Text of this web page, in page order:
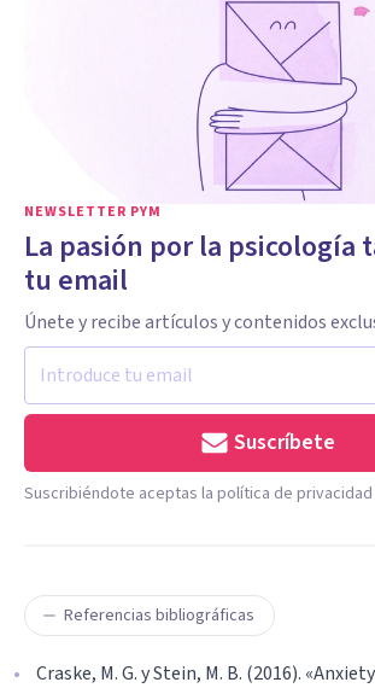
NEWSLETTER PYM
La pasión por la psicología
tu email
Únete y recibe artículos y contenidos
Suscríbete
Suscribiéndote aceptas la política de privacidad
Referencias bibliográficas
Craske, M. G. y Stein, M. B. (2016).